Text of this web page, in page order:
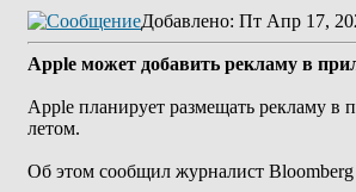
Добавлено: Пт Апр 17,
Apple может добавить рекламу в
Apple планирует размещать рекламу в
летом.
Об этом сообщил журналист